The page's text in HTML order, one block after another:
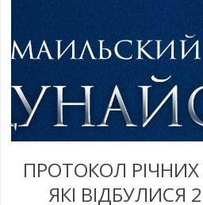
ПРОТОКОЛ
ЯКІ ВІДБУЛИСЯ